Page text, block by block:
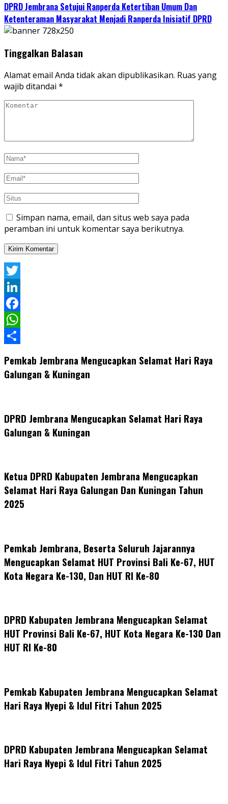
DPRD Jembrana Setujui Ranperda Ketertiban Umum Dan
Ketenteraman Masyarakat Menjadi Ranperda Inisiatif DPRD
Tinggalkan Balasan
Alamat email Anda tidak akan dipublikasikan. Ruas yang
wajib ditandai *
Simpan nama, email, dan situs web saya pada
peramban ini untuk komentar saya berikutnya.
Twitter
LinkedIn
Facebook
WhatsApp
Pemkab Jembrana Mengucapkan Selamat Hari Raya
Galungan & Kuningan
DPRD Jembrana Mengucapkan Selamat Hari Raya
Galungan & Kuningan
Ketua DPRD Kabupaten Jembrana Mengucapkan
Selamat Hari Raya Galungan Dan Kuningan Tahun
2025
Pemkab Jembrana, Beserta Seluruh Jajarannya
Mengucapkan Selamat HUT Provinsi Bali Ke-67, HUT
Kota Negara Ke-130, Dan HUT RI Ke-80
DPRD Kabupaten Jembrana Mengucapkan Selamat
HUT Provinsi Bali Ke-67, HUT Kota Negara Ke-130 Dan
HUT RI Ke-80
Pemkab Kabupaten Jembrana Mengucapkan Selamat
Hari Raya Nyepi & Idul Fitri Tahun 2025
DPRD Kabupaten Jembrana Mengucapkan Selamat
Hari Raya Nyepi & Idul Fitri Tahun 2025